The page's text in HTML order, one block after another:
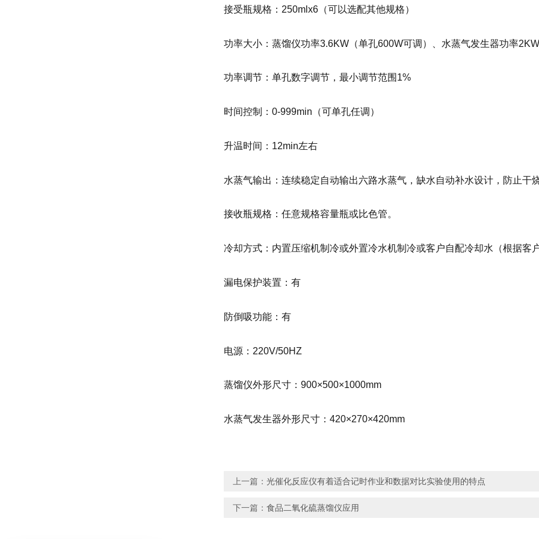
接受瓶规格：250mlx6（可以选配其他规格）
功率大小：蒸馏仪功率3.6KW（单孔600W可调）、水蒸气发生器功率2KW
功率调节：单孔数字调节，最小调节范围1%
时间控制：0-999min（可单孔任调）
升温时间：12min左右
水蒸气输出：连续稳定自动输出六路水蒸气，缺水自动补水设计，防止干
接收瓶规格：任意规格容量瓶或比色管。
冷却方式：内置压缩机制冷或外置冷水机制冷或客户自配冷却水（根据客
漏电保护装置：有
防倒吸功能：有
电源：220V/50HZ
蒸馏仪外形尺寸：900×500×1000mm
水蒸气发生器外形尺寸：420×270×420mm
上一篇： 光催化反应仪有着适合记时作业和数据对比实验使用的特点
下一篇： 食品二氧化硫蒸馏仪应用